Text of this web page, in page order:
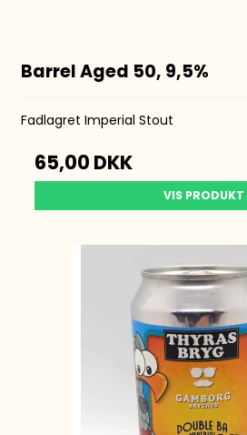
Barrel Aged 50, 9,5%
Fadlagret Imperial Stout
65,00 DKK
VIS PRODUKT